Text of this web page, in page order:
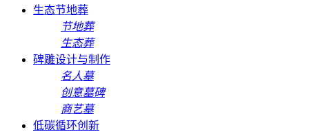
生态节地葬
节地葬
生态葬
碑雕设计与制作
名人墓
创意墓碑
商艺墓
低碳循环创新